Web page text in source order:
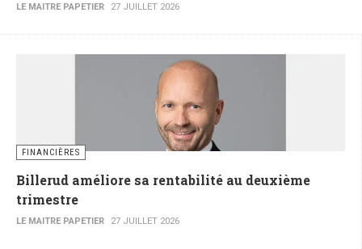
LE MAITRE PAPETIER 27 JUILLET 2026
FINANCIÈRES
Billerud améliore sa rentabilité au deuxième
trimestre
LE MAITRE PAPETIER 27 JUILLET 2026